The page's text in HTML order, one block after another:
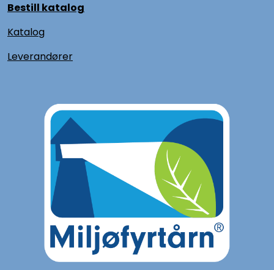
Bestill katalog
Katalog
Leverandører